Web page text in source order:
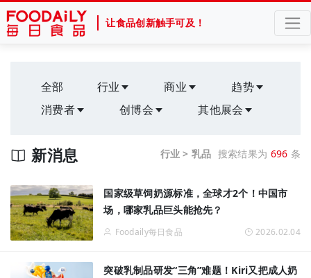
让食品创新触手可及！
全部 行业 商业
趋势
消费者
创博会 其他展会
行业 > 乳品 搜索结果为 696 条
新消息
国家级草饲奶源标准，全球才2个！中国市
场，哪家乳品巨头能抢先？
Foodaily每日食品 2026.02.04
突破乳制品研发“三角”难题！Kiri又把成人奶